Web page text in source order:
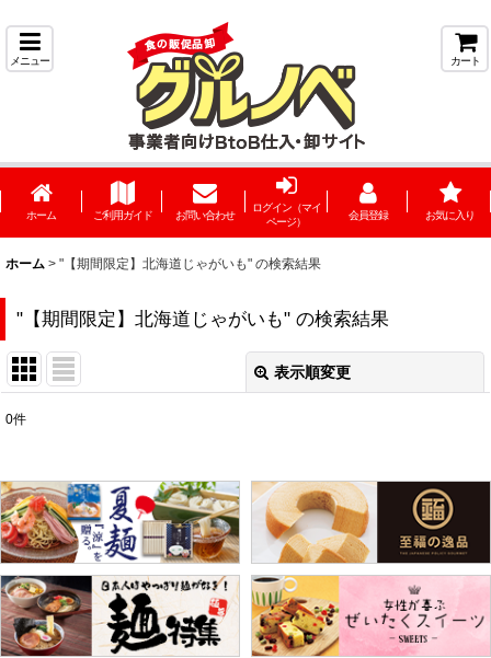
メニュー カート
ホーム ご利用ガイド お問い合わせ
ログイン（マイ
ページ）
会員登録 お気に入り
ホーム > "【期間限定】北海道じゃがいも" の検索結果
"【期間限定】北海道じゃがいも" の検索結果
表示順変更
商品検索
表示数:
並び順:
絞り込む
0件